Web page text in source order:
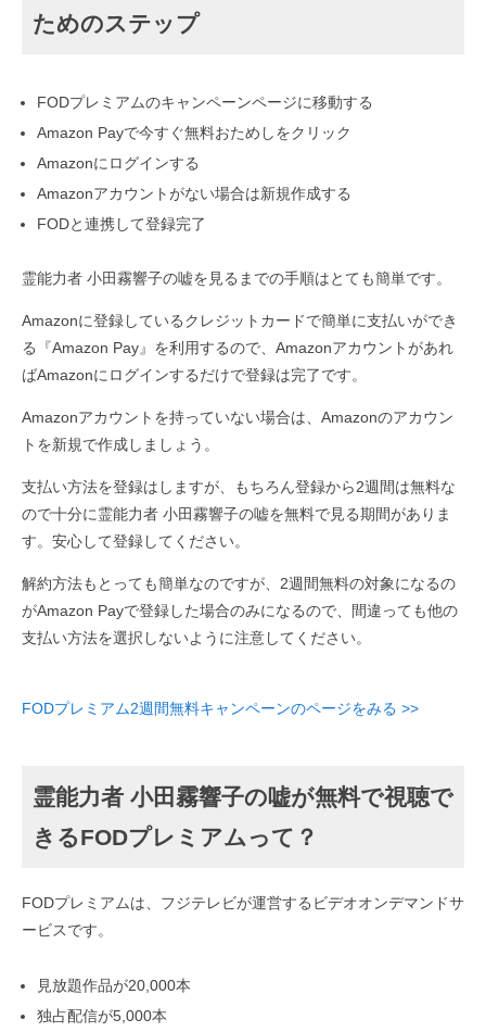
ためのステップ
FODプレミアムのキャンペーンページに移動する
Amazon Payで今すぐ無料おためしをクリック
Amazonにログインする
Amazonアカウントがない場合は新規作成する
FODと連携して登録完了
霊能力者 小田霧響子の嘘を見るまでの手順はとても簡単です。
Amazonに登録しているクレジットカードで簡単に支払いができ
る『Amazon Pay』を利用するので、Amazonアカウントがあれ
ばAmazonにログインするだけで登録は完了です。
Amazonアカウントを持っていない場合は、Amazonのアカウン
トを新規で作成しましょう。
支払い方法を登録はしますが、もちろん登録から2週間は無料な
ので十分に霊能力者 小田霧響子の嘘を無料で見る期間がありま
す。安心して登録してください。
解約方法もとっても簡単なのですが、2週間無料の対象になるの
がAmazon Payで登録した場合のみになるので、間違っても他の
支払い方法を選択しないように注意してください。
FODプレミアム2週間無料キャンペーンのページをみる >>
霊能力者 小田霧響子の嘘が無料で視聴で
きるFODプレミアムって？
FODプレミアムは、フジテレビが運営するビデオオンデマンドサ
ービスです。
見放題作品が20,000本
独占配信が5,000本